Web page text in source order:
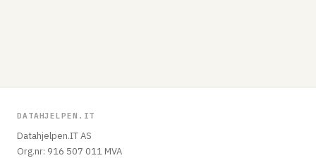
DATAHJELPEN.IT
Datahjelpen.IT AS
Org.nr: 916 507 011 MVA